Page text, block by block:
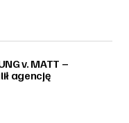
v. MATT –
agencję